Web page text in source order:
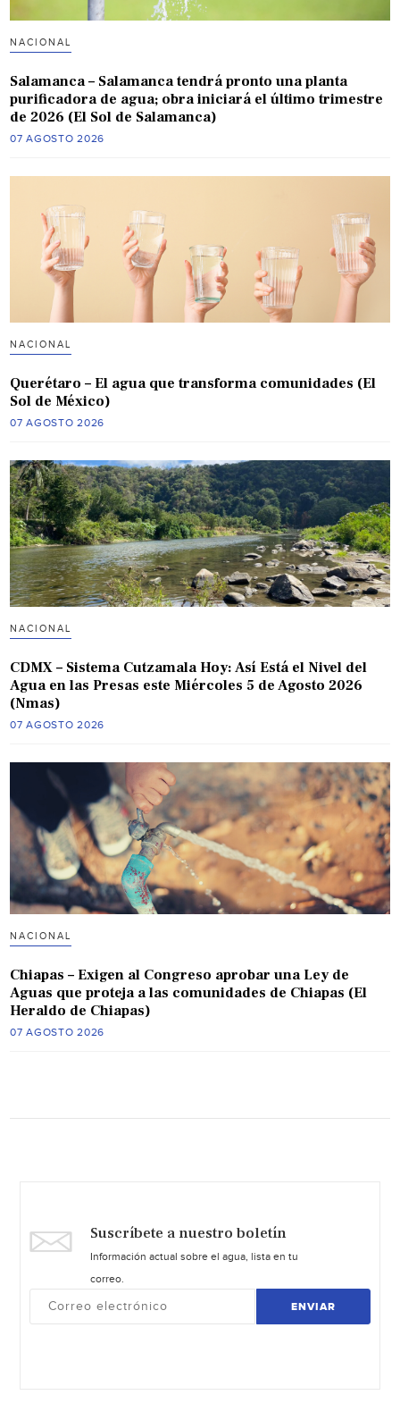
NACIONAL
Salamanca – Salamanca tendrá pronto una planta
purificadora de agua; obra iniciará el último trimestre
de 2026 (El Sol de Salamanca)
07 AGOSTO 2026
NACIONAL
Querétaro – El agua que transforma comunidades (El
Sol de México)
07 AGOSTO 2026
NACIONAL
CDMX – Sistema Cutzamala Hoy: Así Está el Nivel del
Agua en las Presas este Miércoles 5 de Agosto 2026
(Nmas)
07 AGOSTO 2026
NACIONAL
Chiapas – Exigen al Congreso aprobar una Ley de
Aguas que proteja a las comunidades de Chiapas (El
Heraldo de Chiapas)
07 AGOSTO 2026
Suscríbete a nuestro boletín
Información actual sobre el agua, lista en tu
correo.
ENVIAR